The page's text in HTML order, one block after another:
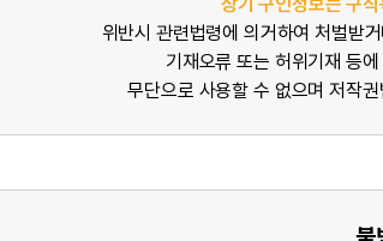
위반시 관련법령에 의거하여 처벌받
기재오류 또는 허위기재 등
무단으로 사용할 수 없으며 저작